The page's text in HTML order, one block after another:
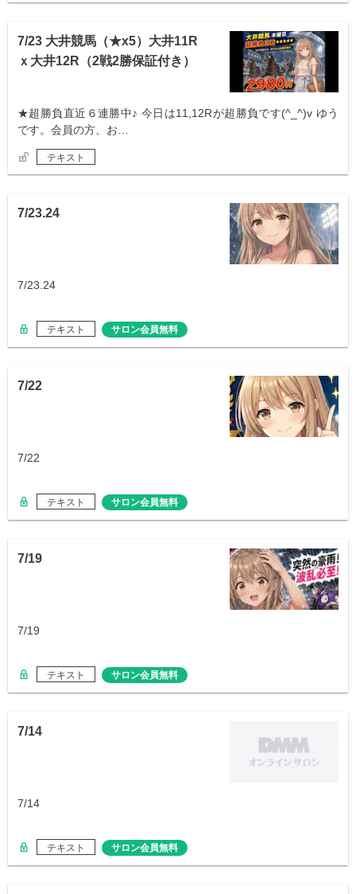
7/23 大井競馬（★x5）大井11R
ｘ大井12R（2戦2勝保証付き）
★超勝負直近６連勝中♪ 今日は11,12Rが超勝負です(^_^)v ゆう
です。会員の方、お…
テキスト
7/23.24
7/23.24
テキスト サロン会員無料
7/22
7/22
テキスト サロン会員無料
7/19
7/19
テキスト サロン会員無料
7/14
7/14
テキスト サロン会員無料